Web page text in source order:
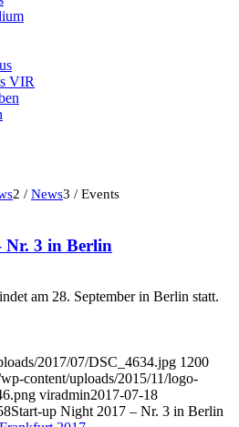
VIR
2 / News3 / Events
Nr. 3 in Berlin
am 28. September in Berlin statt.
2017/07/DSC_4634.jpg 1200
content/uploads/2015/11/logo-
viradmin2017-07-18
Start-up Night 2017 – Nr. 3 in Berlin